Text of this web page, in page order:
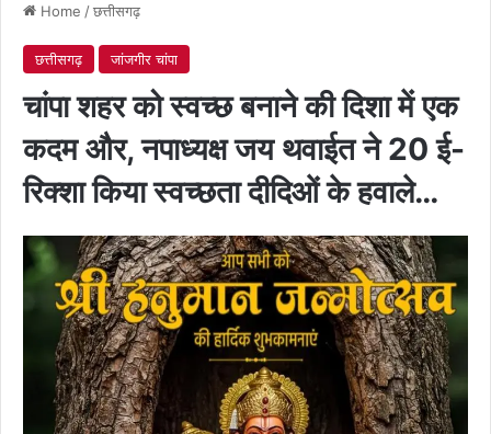
Home /छत्तीसगढ़
छत्तीसगढ़ जांजगीर चांपा
चांपा शहर को स्वच्छ बनाने की दिशा में एक
कदम और, नपाध्यक्ष जय थवाईत ने 20 ई-
रिक्शा किया स्वच्छता दीदिओं के हवाले…